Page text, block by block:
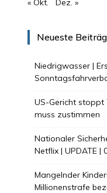
« Okt.
Dez. »
Neueste
Niedrigwasser |
US-Gericht stoppt
muss zustimmen
Nationaler
Netflix | UPDATE |
Mangelnder
Millionenstrafe